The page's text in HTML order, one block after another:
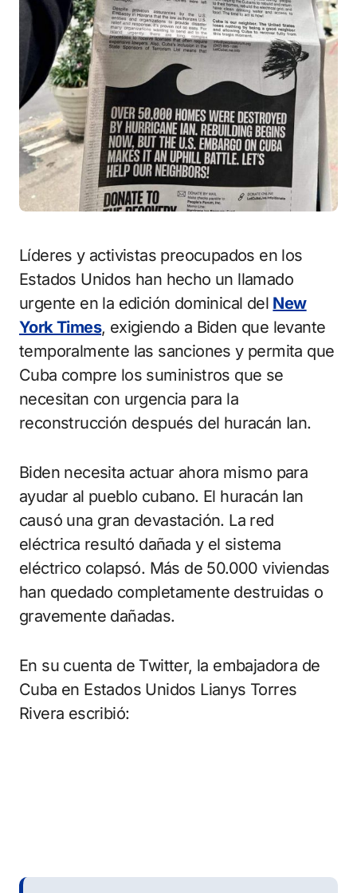
Líderes y activistas preocupados en los
Estados Unidos han hecho un llamado
urgente en la edición dominical del New
York Times, exigiendo a Biden que levante
temporalmente las sanciones y permita que
Cuba compre los suministros que se
necesitan con urgencia para la
reconstrucción después del huracán Ian.
Biden necesita actuar ahora mismo para
ayudar al pueblo cubano. El huracán Ian
causó una gran devastación. La red
eléctrica resultó dañada y el sistema
eléctrico colapsó. Más de 50.000 viviendas
han quedado completamente destruidas o
gravemente dañadas.
En su cuenta de Twitter, la embajadora de
Cuba en Estados Unidos Lianys Torres
Rivera escribió: